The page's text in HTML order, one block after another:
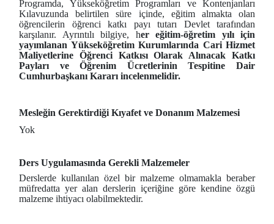
Programda, Yükseköğretim Programları ve Kontenjanları
Kılavuzunda belirtilen süre içinde, eğitim almakta olan
öğrencilerin öğrenci katkı payı tutarı Devlet tarafından
karşılanır. Ayrıntılı bilgiye, her eğitim-öğretim yılı için
yayımlanan Yükseköğretim Kurumlarında Cari Hizmet
Maliyetlerine Öğrenci Katkısı Olarak Alınacak Katkı
Payları ve Öğrenim Ücretlerinin Tespitine Dair
Cumhurbaşkanı Kararı incelenmelidir.
Mesleğin Gerektirdiği Kıyafet ve Donanım Malzemesi
Yok
Ders Uygulamasında Gerekli Malzemeler
Derslerde kullanılan özel bir malzeme olmamakla beraber
müfredatta yer alan derslerin içeriğine göre kendine özgü
malzeme ihtiyacı olabilmektedir.